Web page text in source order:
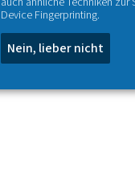
Device Fingerprinting.
Nein, lieber nicht